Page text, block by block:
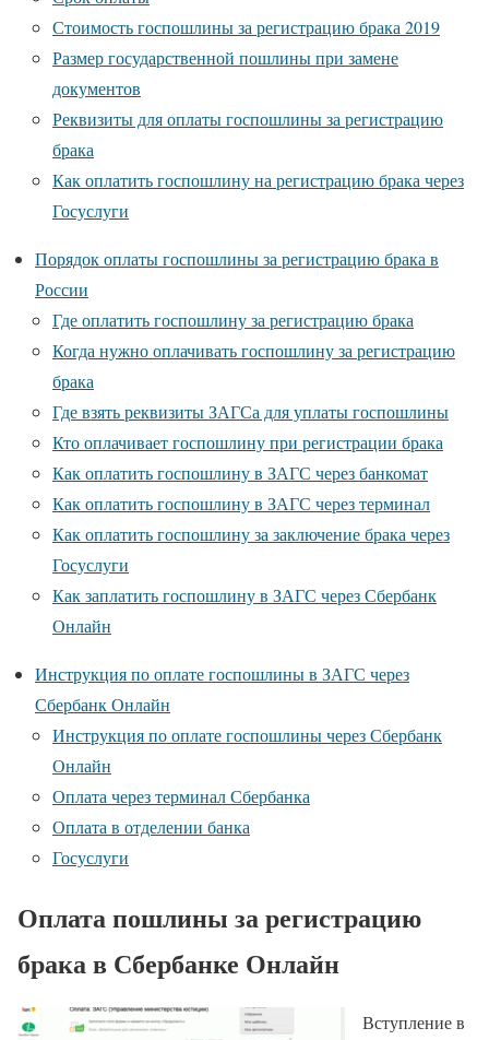
Стоимость госпошлины за регистрацию брака 2019
Размер государственной пошлины при замене
документов
Реквизиты для оплаты госпошлины за регистрацию
брака
Как оплатить госпошлину на регистрацию брака через
Госуслуги
Порядок оплаты госпошлины за регистрацию брака в
России
Где оплатить госпошлину за регистрацию брака
Когда нужно оплачивать госпошлину за регистрацию
брака
Где взять реквизиты ЗАГСа для уплаты госпошлины
Кто оплачивает госпошлину при регистрации брака
Как оплатить госпошлину в ЗАГС через банкомат
Как оплатить госпошлину в ЗАГС через терминал
Как оплатить госпошлину за заключение брака через
Госуслуги
Как заплатить госпошлину в ЗАГС через Сбербанк
Онлайн
Инструкция по оплате госпошлины в ЗАГС через
Сбербанк Онлайн
Инструкция по оплате госпошлины через Сбербанк
Онлайн
Оплата через терминал Сбербанка
Оплата в отделении банка
Госуслуги
Оплата пошлины за регистрацию
брака в Сбербанке Онлайн
Вступление в